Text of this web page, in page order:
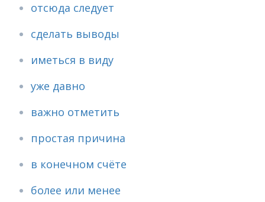
отсюда следует
сделать выводы
иметься в виду
уже давно
важно отметить
простая причина
в конечном счёте
более или менее